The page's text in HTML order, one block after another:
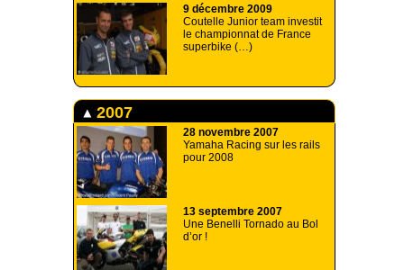
9 décembre 2009
Coutelle Junior team investit
le championnat de France
superbike (…)
2007
28 novembre 2007
Yamaha Racing sur les rails
pour 2008
13 septembre 2007
Une Benelli Tornado au Bol
d’or !